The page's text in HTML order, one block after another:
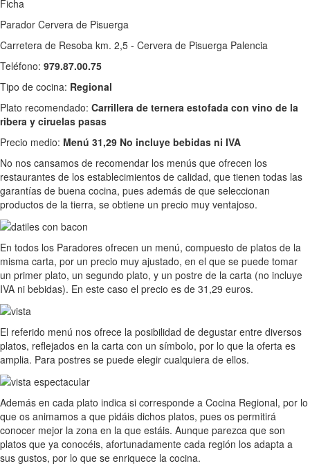
Ficha
Parador Cervera de Pisuerga
Carretera de Resoba km. 2,5 - Cervera de Pisuerga Palencia
Teléfono: 979.87.00.75
Tipo de cocina: Regional
Plato recomendado: Carrillera de ternera estofada con vino de la
ribera y ciruelas pasas
Precio medio: Menú 31,29 No incluye bebidas ni IVA
No nos cansamos de recomendar los menús que ofrecen los
restaurantes de los establecimientos de calidad, que tienen todas las
garantías de buena cocina, pues además de que seleccionan
productos de la tierra, se obtiene un precio muy ventajoso.
En todos los Paradores ofrecen un menú, compuesto de platos de la
misma carta, por un precio muy ajustado, en el que se puede tomar
un primer plato, un segundo plato, y un postre de la carta (no incluye
IVA ni bebidas). En este caso el precio es de 31,29 euros.
El referido menú nos ofrece la posibilidad de degustar entre diversos
platos, reflejados en la carta con un símbolo, por lo que la oferta es
amplia. Para postres se puede elegir cualquiera de ellos.
Además en cada plato indica si corresponde a Cocina Regional, por lo
que os animamos a que pidáis dichos platos, pues os permitirá
conocer mejor la zona en la que estáis. Aunque parezca que son
platos que ya conocéis, afortunadamente cada región los adapta a
sus gustos, por lo que se enriquece la cocina.